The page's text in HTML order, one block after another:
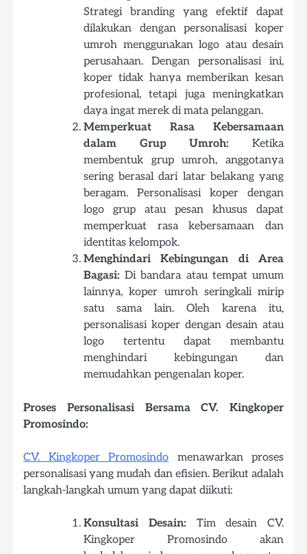
Strategi branding yang efektif dapat
dilakukan dengan personalisasi koper
umroh menggunakan logo atau desain
perusahaan. Dengan personalisasi ini,
koper tidak hanya memberikan kesan
profesional, tetapi juga meningkatkan
daya ingat merek di mata pelanggan.
Memperkuat Rasa Kebersamaan
dalam Grup Umroh: Ketika
membentuk grup umroh, anggotanya
sering berasal dari latar belakang yang
beragam. Personalisasi koper dengan
logo grup atau pesan khusus dapat
memperkuat rasa kebersamaan dan
identitas kelompok.
Menghindari Kebingungan di Area
Bagasi: Di bandara atau tempat umum
lainnya, koper umroh seringkali mirip
satu sama lain. Oleh karena itu,
personalisasi koper dengan desain atau
logo tertentu dapat membantu
menghindari kebingungan dan
memudahkan pengenalan koper.
Proses Personalisasi Bersama CV. Kingkoper
Promosindo:
CV. Kingkoper Promosindo menawarkan proses
personalisasi yang mudah dan efisien. Berikut adalah
langkah-langkah umum yang dapat diikuti:
Konsultasi Desain: Tim desain CV.
Kingkoper Promosindo akan